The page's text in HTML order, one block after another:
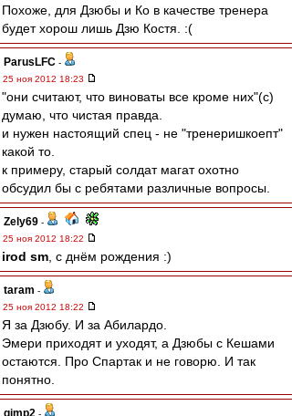
Похоже, для Дзюбы и Ко в качестве тренера
будет хорош лишь Дзю Костя. :(
ParusLFC -
25 ноя 2012 18:23
"они считают, что виноваты все кроме них"(с)
думаю, что чистая правда.
и нужен настоящий спец - не "тренеришкоепт"
какой то.
к примеру, старый солдат магат охотно
обсудил бы с ребятами различные вопросы.
Zely69 -
25 ноя 2012 18:22
irod sm , с днём рождения :)
taram -
25 ноя 2012 18:22
Я за Дзюбу. И за Абилардо.
Эмери приходят и уходят, а Дзюбы с Кешами
остаются. Про Спартак и не говорю. И так
понятно.
gimp2 -